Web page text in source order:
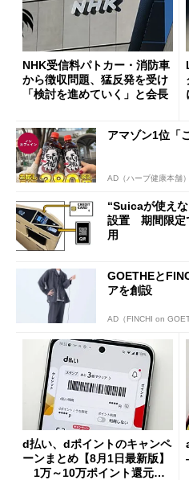
NHK受信料パトカー・消防車
から徴収問題、猛反発を受け
「検討を進めていく」と会長
アマゾン1位「
AD（ハーブ健康本舗）
“Suicaが使え
設置 期間限定
用
GOETHEと
アを創設
AD（FINCHI on
d払い、dポイントのキャンペ
ーンまとめ【8月1日最新版】
1万～10万ポイント還元の